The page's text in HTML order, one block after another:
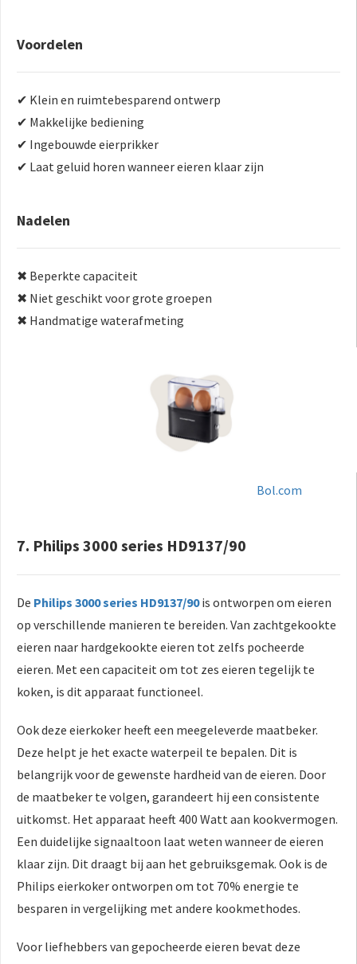
Voordelen
✔ Klein en ruimtebesparend ontwerp
✔ Makkelijke bediening
✔ Ingebouwde eierprikker
✔ Laat geluid horen wanneer eieren klaar zijn
Nadelen
✖ Beperkte capaciteit
✖ Niet geschikt voor grote groepen
✖ Handmatige waterafmeting
Bol.com
7. Philips 3000 series HD9137/90
De Philips 3000 series HD9137/90is ontworpen om eieren
op verschillende manieren te bereiden. Van zachtgekookte
eieren naar hardgekookte eieren tot zelfs pocheerde
eieren. Met een capaciteit om tot zes eieren tegelijk te
koken, is dit apparaat functioneel.
Ook deze eierkoker heeft een meegeleverde maatbeker.
Deze helpt je het exacte waterpeil te bepalen. Dit is
belangrijk voor de gewenste hardheid van de eieren. Door
de maatbeker te volgen, garandeert hij een consistente
uitkomst. Het apparaat heeft 400 Watt aan kookvermogen.
Een duidelijke signaaltoon laat weten wanneer de eieren
klaar zijn. Dit draagt bij aan het gebruiksgemak. Ook is de
Philips eierkoker ontworpen om tot 70% energie te
besparen in vergelijking met andere kookmethodes.
Voor liefhebbers van gepocheerde eieren bevat deze